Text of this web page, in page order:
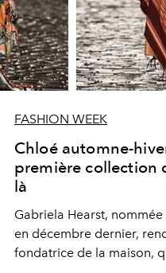
FASHION WEEK
Chloé automne-
première collection
là
Gabriela Hearst,
en décembre dernier,
fondatrice de la maison,